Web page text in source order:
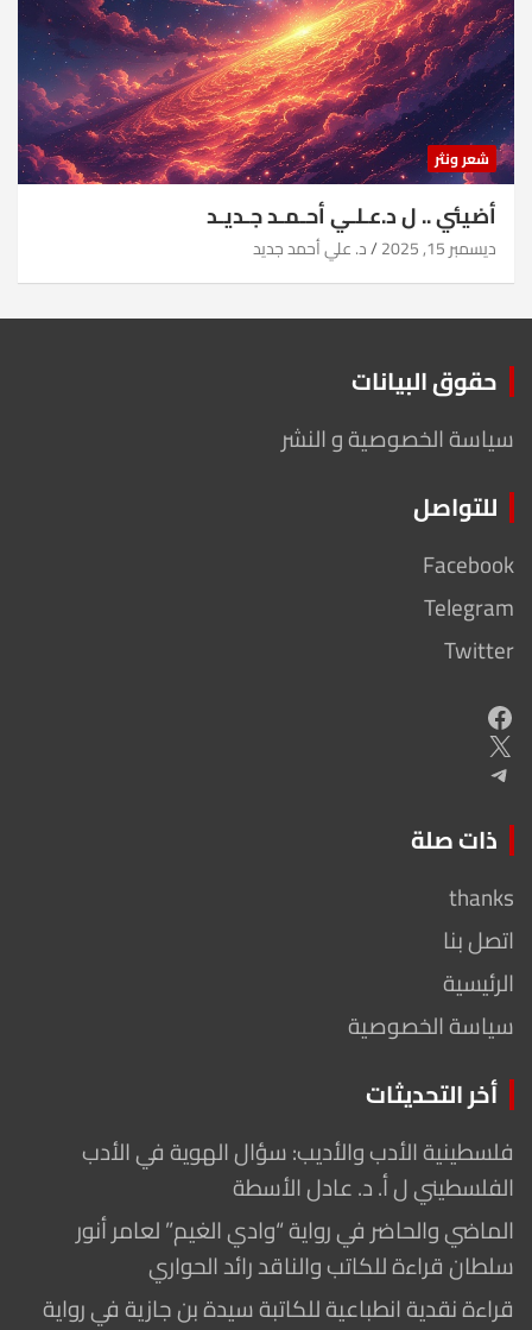
شعر ونثر
أضيئي .. ل د.عـلـي أحـمـد جـديـد
ديسمبر 15, 2025 د. علي أحمد جديد
حقوق البيانات
سياسة الخصوصية و النشر
للتواصل
Facebook
Telegram
Twitter
Facebook
X
Telegram
ذات صلة
thanks
اتصل بنا
الرئيسية
سياسة الخصوصية
أخر التحديثات
فلسطينية الأدب والأديب: سؤال الهوية في الأدب
الفلسطيني ل أ. د. عادل الأسطة
الماضي والحاضر في رواية “وادي الغيم” لعامر أنور
سلطان قراءة للكاتب والناقد رائد الحواري
قراءة نقدية انطباعية للكاتبة سيدة بن جازية في رواية